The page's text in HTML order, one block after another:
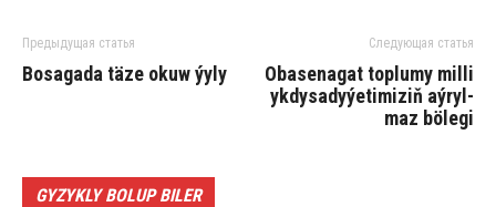
Предыдущая статья
Bo­sa­ga­da tä­ze okuw ýy­ly
Следующая статья
Obase­na­gat top­lu­my mil­li
yk­dy­sa­dy­ýe­ti­mi­ziň aý­ryl­
maz bö­le­gi
GYZYKLY BOLUP BILER